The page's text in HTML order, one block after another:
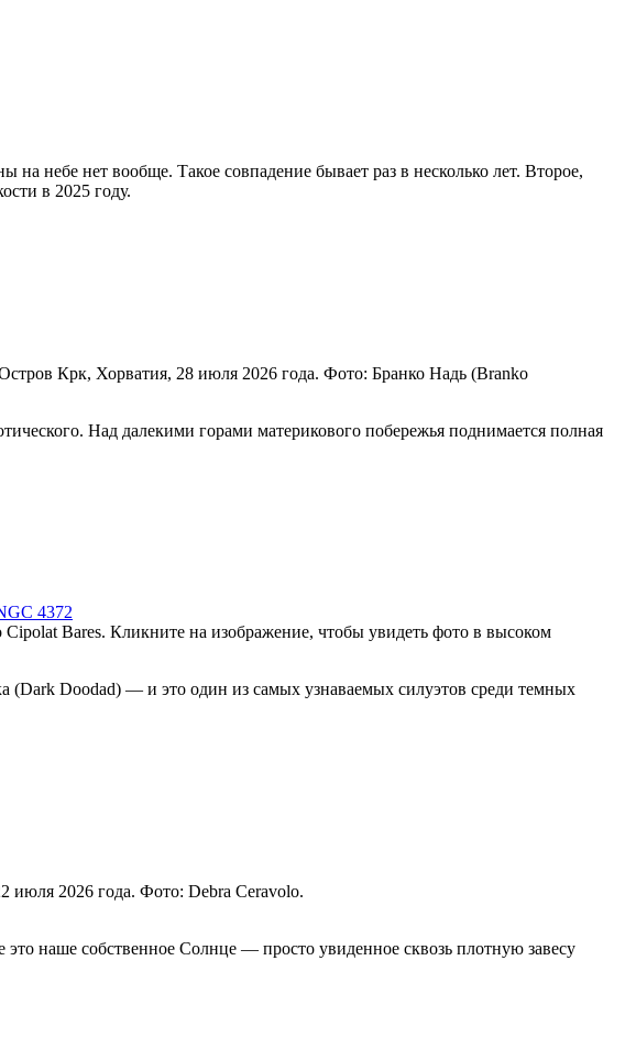
небе нет вообще. Такое совпадение бывает раз в несколько лет. Второе,
в 2025 году.
Крк, Хорватия, 28 июля 2026 года. Фото: Бранко Надь (Branko
Над далекими горами материкового побережья поднимается полная
Bares. Кликните на изображение, чтобы увидеть фото в высоком
(Dark Doodad) — и это один из самых узнаваемых силуэтов среди темных
июля 2026 года. Фото: Debra Ceravolo.
наше собственное Солнце — просто увиденное сквозь плотную завесу